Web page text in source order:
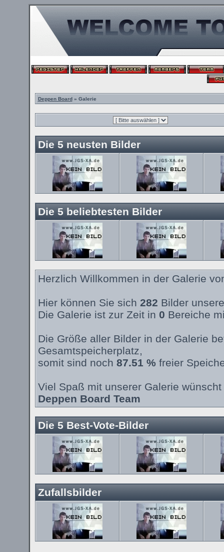
Deppen Board» Galerie
Die 5 neusten Bilder
Die 5 beliebtesten Bilder
Herzlich Willkommen in der Galerie
Hier können Sie sich 282 Bilder
Die Galerie ist zur Zeit in 0 Bereiche
Die Größe aller Bilder in der Galerie
Gesamtspeicherplatz,
somit sind noch 87.51 % freier
Viel Spaß mit unserer Galerie
Deppen Board Team
Die 5 Best-Vote-Bilder
Zufallsbilder